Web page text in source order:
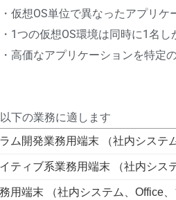
・仮想OS単位で異なったアプリ
・1つの仮想OS環境は同時に1名し
・高価なアプリケーションを特定
以下の業務に適します
ム開発業務用端末 （社内システ
ティブ系業務用端末 （社内シス
用端末 （社内システム、Office